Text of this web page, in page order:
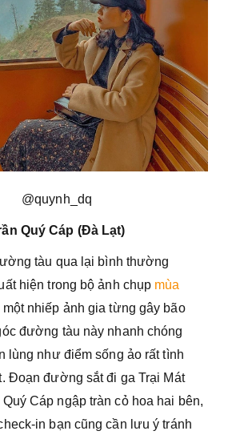
@quynh_dq
Quý Cáp (Đà Lạt)
tàu qua lại bình thường
hiện trong bộ ảnh chụp mùa
một nhiếp ảnh gia từng gây bão
đường tàu này nhanh chóng
lùng như điểm sống ảo rất tình
Đoạn đường sắt đi ga Trại Mát
Cáp ngập tràn cỏ hoa hai bên,
in bạn cũng cần lưu ý tránh